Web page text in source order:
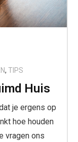
, TIPS
Huis
je ergens op
hoe houden
vragen ons